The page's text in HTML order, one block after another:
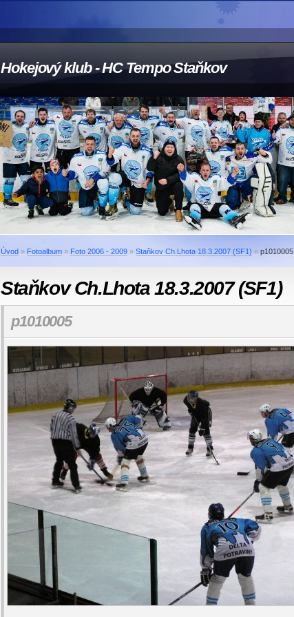
Hokejový klub - HC Tempo Staňkov
Úvod » Fotoalbum » Foto 2006 - 2009 » Staňkov Ch.Lhota 18.3.2007 (SF1) » p1010005
Staňkov Ch.Lhota 18.3.2007 (SF1)
p1010005